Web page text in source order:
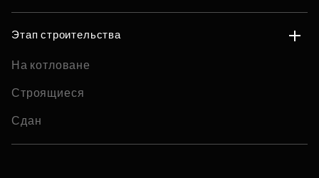
Этап строительства
На котловане
Строящиеся
Сдан